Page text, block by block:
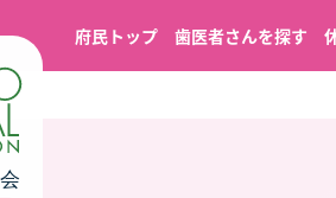
府民トップ 歯医者さんを探す